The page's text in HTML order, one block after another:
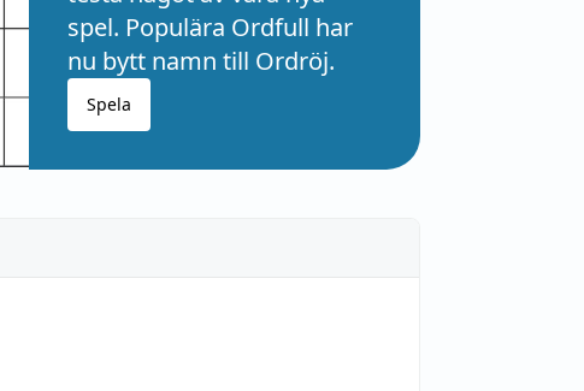
spel. Populära Ordfull har
nu bytt namn till Ordröj.
Spela